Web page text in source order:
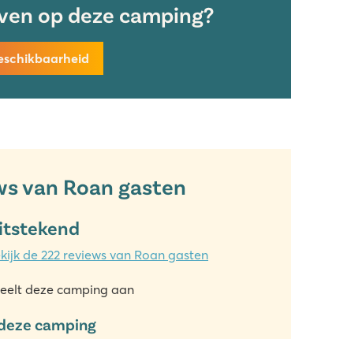
op deze camping?
van Roan gasten
de 222 reviews van Roan gasten
deze camping aan
camping